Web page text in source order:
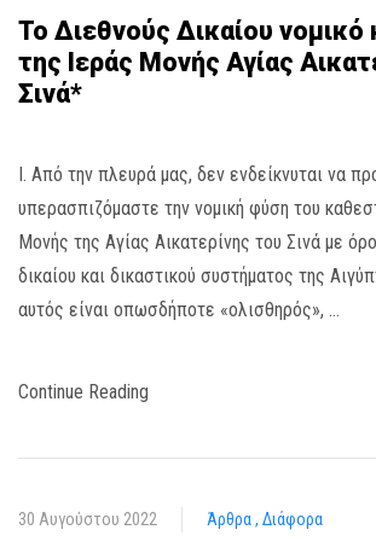
Το Διεθνούς Δικαίου
της Ιεράς Μονής Αγίας
Σινά*
I. Από την πλευρά μας, δεν ενδείκνυται να
υπερασπιζόμαστε την νομική φύση του
Μονής της Αγίας Αικατερίνης του Σινά με
δικαίου και δικαστικού συστήματος της
αυτός είναι οπωσδήποτε «ολισθηρός», …
Continue Reading
30 Αυγούστου 2022 Άρθρα Διάφορα